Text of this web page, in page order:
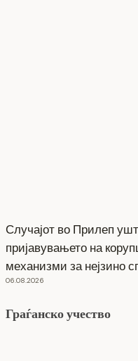
Случајот во Прилеп
пријавувањето на
механизми за нејзино
06.08.2026
Граѓанско учество